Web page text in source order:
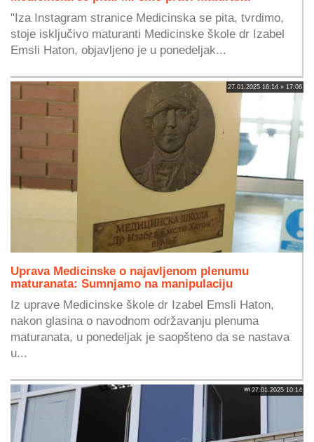
"Iza Instagram stranice Medicinska se pita, tvrdimo,
stoje isključivo maturanti Medicinske škole dr Izabel
Emsli Haton, objavljeno je u ponedeljak...
27.01.2025 16:14 » 17:06
Uprava Medicinske o najavljenom plenumu
maturanata: Sumnjamo na manipulaciju
Iz uprave Medicinske škole dr Izabel Emsli Haton,
nakon glasina o navodnom održavanju plenuma
maturanata, u ponedeljak je saopšteno da se nastava
u...
27.01.2025 10:14